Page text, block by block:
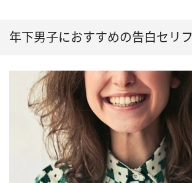
年下男子におすすめの告白セリフ